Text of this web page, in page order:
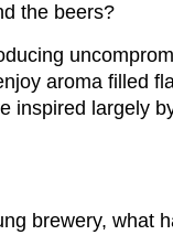
the beers?
aroma filled
inspired largely
brewery, what